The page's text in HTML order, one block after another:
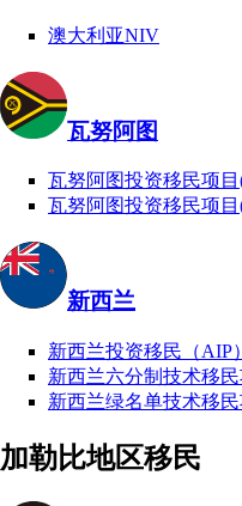
澳大利亚NIV
瓦努阿图
瓦努阿图投资移民项
瓦努阿图投资移民项
新西兰
新西兰投资移民（AIP）
新西兰六分制技术移民
新西兰绿名单技术移民
加勒比地区移民